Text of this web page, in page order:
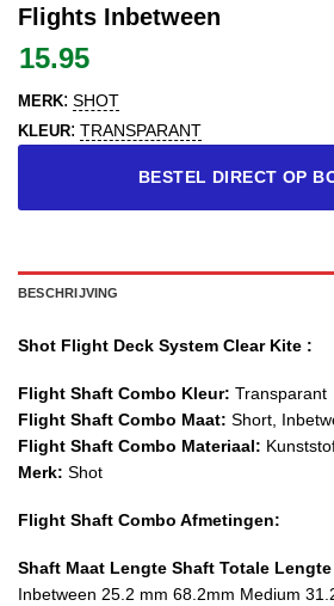
Flights Inbetween
15.95
MERK: SHOT
KLEUR: TRANSPARANT
BESTEL DIRECT OP
BESCHRIJVING
Shot Flight Deck System Clear Kite :
Flight Shaft Combo Kleur: Transparant
Flight Shaft Combo Maat: Short,
Flight Shaft Combo Materiaal:
Merk: Shot
Flight Shaft Combo Afmetingen:
Shaft Maat Lengte Shaft Totale Lengte
Inbetween 25.2 mm 68.2mm Medium